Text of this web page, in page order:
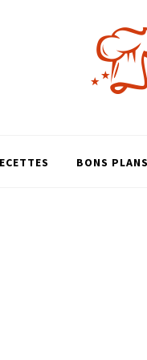
BONS